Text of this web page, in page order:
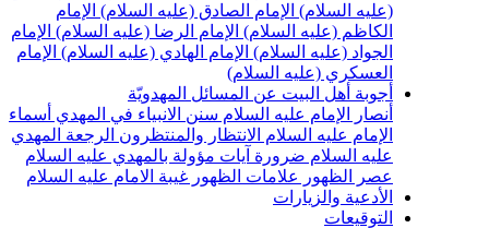
الإمام الصادق (عليه السلام) الإمام
(عليه السلام) الإمام الرضا (عليه السلام) الإمام
(عليه السلام) الإمام الهادي (عليه السلام) الإمام
(عليه السلام)
أهل البيت عن المسائل المهدويّة
الإمام عليه السلامسنن الانبياء في المهديأسماء
عليه السلامالانتظار والمنتظرونالرجعةالمهدي
السلام ضرورة آيات مؤولة بالمهدي عليه السلام
علامات الظهورغيبة الامام عليه السلام
والزيارات